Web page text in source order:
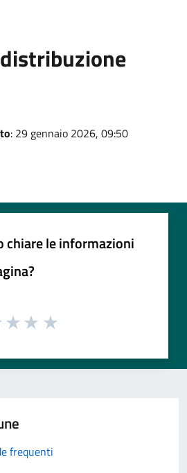
: 29 gennaio 2026, 09:50
chiare le informazioni
frequenti